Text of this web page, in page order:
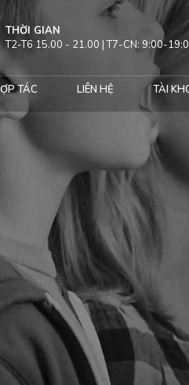
THỜI GIAN
T2-T6 15.00 - 21.00 | T7-CN: 9:00-
TÁC LIÊN HỆ TÀI